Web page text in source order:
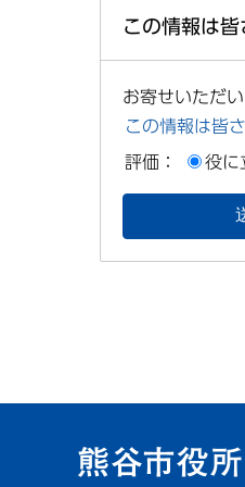
この情報は
お寄せいただ
この情報は皆
評価： 役に